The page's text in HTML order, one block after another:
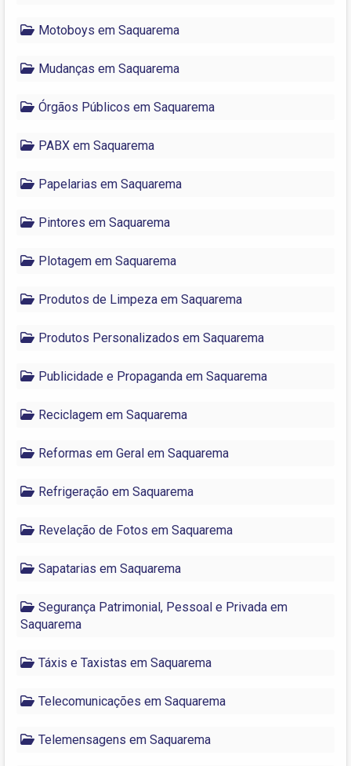
Motoboys em Saquarema
Mudanças em Saquarema
Órgãos Públicos em Saquarema
PABX em Saquarema
Papelarias em Saquarema
Pintores em Saquarema
Plotagem em Saquarema
Produtos de Limpeza em Saquarema
Produtos Personalizados em Saquarema
Publicidade e Propaganda em Saquarema
Reciclagem em Saquarema
Reformas em Geral em Saquarema
Refrigeração em Saquarema
Revelação de Fotos em Saquarema
Sapatarias em Saquarema
Segurança Patrimonial, Pessoal e Privada em
Saquarema
Táxis e Taxistas em Saquarema
Telecomunicações em Saquarema
Telemensagens em Saquarema